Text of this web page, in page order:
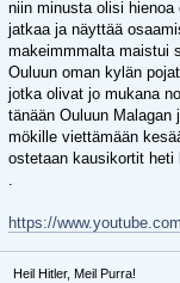
niin minusta olisi
jatkaa ja näyttää
makeimmmalta maistui
Ouluun oman kylän
jotka olivat jo mukana
tänään Ouluun
mökille viettämään
ostetaan kausikortit
.
https://
Heil Hitler, Meil Purra!